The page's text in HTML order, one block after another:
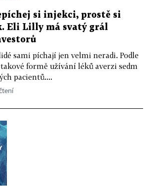
si injekci, prostě si
Eli Lilly má svatý grál
sami píchají jen velmi neradi. Podle
formě užívání léků averzi sedm
pacientů....